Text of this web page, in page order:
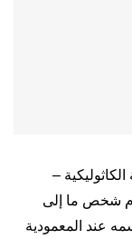
–
شخص ما إلى
عند المعمودية